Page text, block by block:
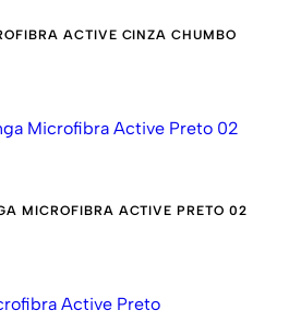
ACTIVE CINZA CHUMBO
MICROFIBRA ACTIVE PRETO 02